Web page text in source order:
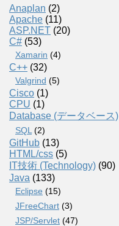
Anaplan (2)
Apache (11)
ASP.NET (20)
C# (53)
Xamarin (4)
C++ (32)
Valgrind (5)
Cisco (1)
CPU (1)
Database (データベース)
SQL (2)
GitHub (13)
HTML/css (5)
IT技術 (Technology) (90)
Java (133)
Eclipse (15)
JFreeChart (3)
JSP/Servlet (47)